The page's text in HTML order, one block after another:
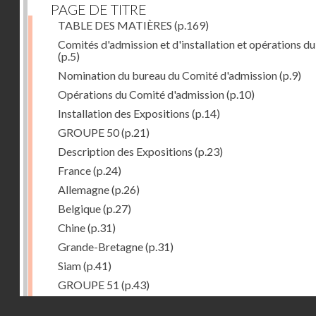
PAGE DE TITRE
TABLE DES MATIÈRES (p.169)
Comités d'admission et d'installation et opérations
(p.5)
Nomination du bureau du Comité d'admission(p.9)
Opérations du Comité d'admission(p.10)
Installation des Expositions (p.14)
GROUPE 50(p.21)
Description des Expositions (p.23)
France(p.24)
Allemagne(p.26)
Belgique(p.27)
Chine(p.31)
Grande-Bretagne(p.31)
Siam(p.41)
GROUPE 51 (p.43)